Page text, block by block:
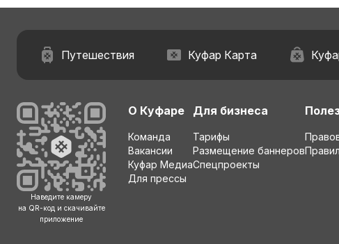
Путешествия Куфар Карта
Наведите камеру
на QR-код и скачивайте
приложение
О Куфаре
Команда
Вакансии
Куфар Медиа
Для прессы
Для бизнеса
Тарифы
Размещение баннеров
Спецпроекты